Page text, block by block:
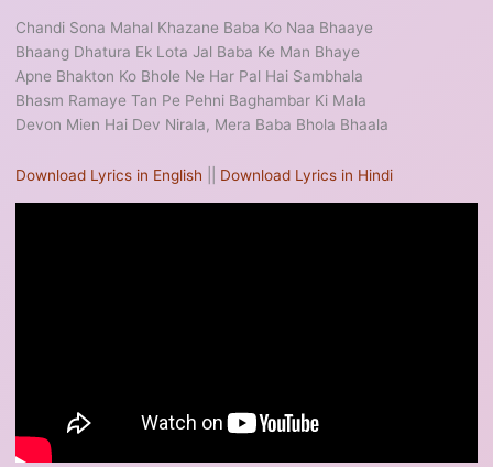
Chandi Sona Mahal Khazane Baba Ko Naa Bhaaye
Bhaang Dhatura Ek Lota Jal Baba Ke Man Bhaye
Apne Bhakton Ko Bhole Ne Har Pal Hai Sambhala
Bhasm Ramaye Tan Pe Pehni Baghambar Ki Mala
Devon Mien Hai Dev Nirala, Mera Baba Bhola Bhaala
Download Lyrics in English Download Lyrics in Hindi